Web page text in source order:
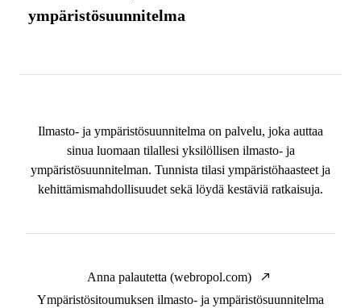
ympäristösuunnitelma
Ilmasto- ja ympäristösuunnitelma on palvelu, joka auttaa
sinua luomaan tilallesi yksilöllisen ilmasto- ja
ympäristösuunnitelman. Tunnista tilasi ympäristöhaasteet ja
kehittämismahdollisuudet sekä löydä kestäviä ratkaisuja.
Anna palautetta (webropol.com)
Ympäristösitoumuksen ilmasto- ja ympäristösuunnitelma